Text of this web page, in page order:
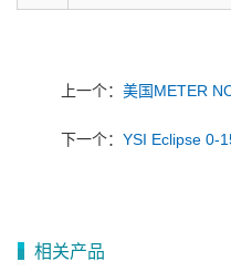
上一个： 美国METER
下一个： YSI Eclipse 0-
相关产品